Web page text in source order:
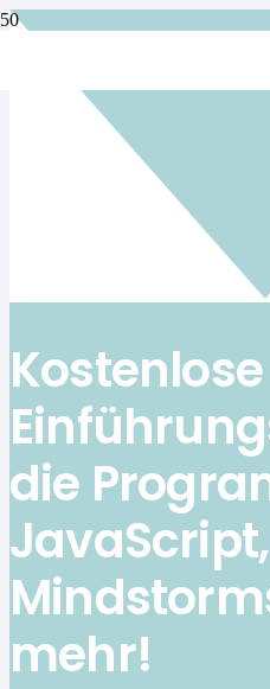
Kostenlose
die
JavaScript,
mehr!